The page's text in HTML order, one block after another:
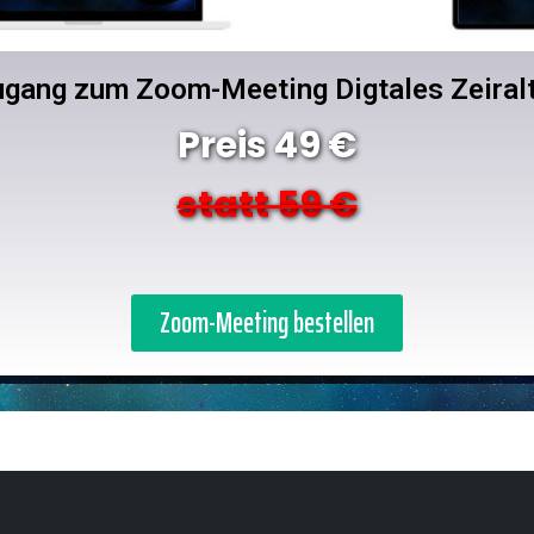
zum Zoom-Meeting Digtales
Preis 49 €
statt 59 €
Zoom-Meeting bestellen